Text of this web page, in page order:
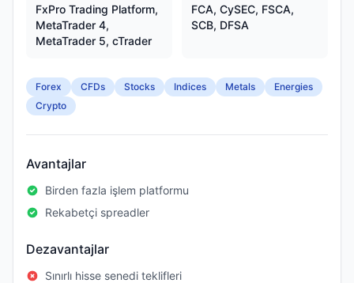
FxPro Trading Platform,
MetaTrader 4,
MetaTrader 5, cTrader
FCA, CySEC, FSCA,
SCB, DFSA
Forex CFDs Stocks Indices Metals
Energies
Crypto
Avantajlar
Birden fazla işlem platformu
Rekabetçi spreadler
Dezavantajlar
Sınırlı hisse senedi teklifleri